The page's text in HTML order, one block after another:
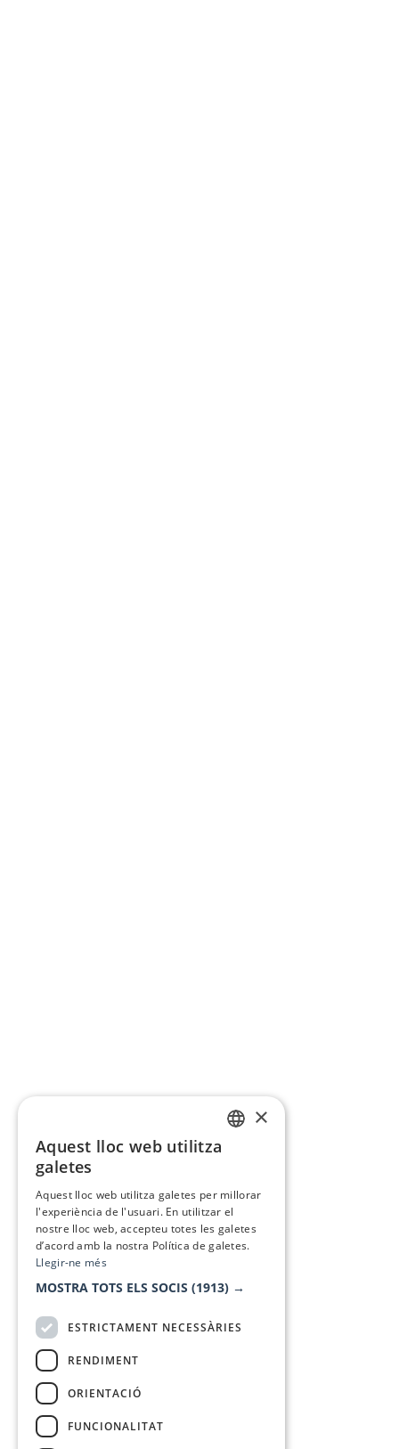
×
Aquest lloc web utilitza
galetes
Aquest lloc web utilitza galetes per millorar
l'experiència de l'usuari. En utilitzar el
nostre lloc web, accepteu totes les galetes
d’acord amb la nostra Política de galetes.
Llegir-ne més
MOSTRA TOTS ELS SOCIS (1913) →
ESTRICTAMENT NECESSÀRIES
RENDIMENT
ORIENTACIÓ
FUNCIONALITAT